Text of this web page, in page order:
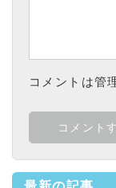
コメントは管